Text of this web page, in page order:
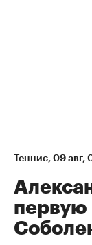
Теннис 09 авг,
первую